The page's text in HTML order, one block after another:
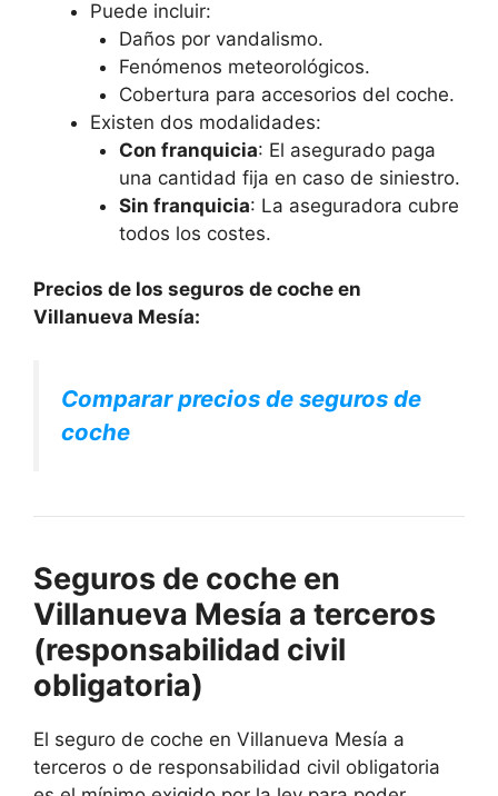
Puede incluir:
Daños por vandalismo.
Fenómenos meteorológicos.
Cobertura para accesorios del coche.
Existen dos modalidades:
Con franquicia: El asegurado paga
una cantidad fija en caso de siniestro.
Sin franquicia: La aseguradora cubre
todos los costes.
Precios de los seguros de coche en
Villanueva Mesía:
Comparar precios de seguros de
coche
Seguros de coche en
Villanueva Mesía a terceros
(responsabilidad civil
obligatoria)
El seguro de coche en Villanueva Mesía a
terceros o de responsabilidad civil obligatoria